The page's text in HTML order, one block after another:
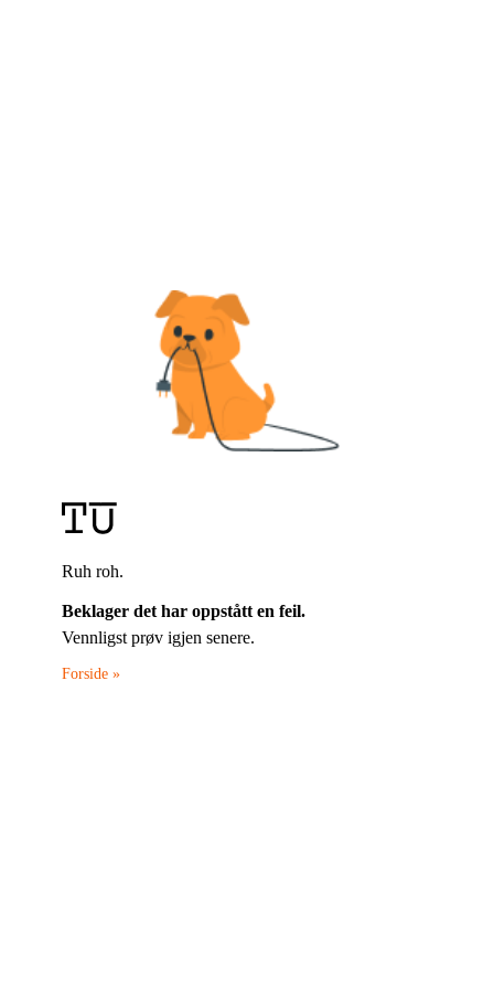
Ruh roh.
Beklager det har oppstått en feil.
Vennligst prøv igjen senere.
Forside »